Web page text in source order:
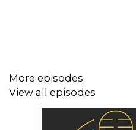
More episodes
View all episodes